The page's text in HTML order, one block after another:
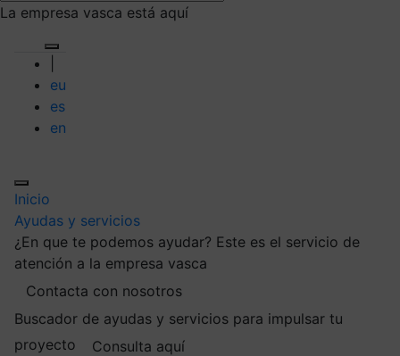
La empresa vasca está aquí
eu
es
en
Inicio
Ayudas y servicios
¿En que te podemos ayudar? Este es el servicio de
atención a la empresa vasca
Contacta con nosotros
Buscador de ayudas y servicios para impulsar tu
proyecto
Consulta aquí